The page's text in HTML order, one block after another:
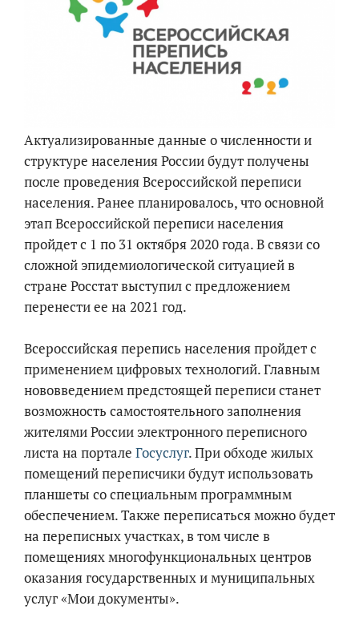
Актуализированные данные о численности и
структуре населения России будут получены
после проведения Всероссийской переписи
населения. Ранее планировалось, что основной
этап Всероссийской переписи населения
пройдет с 1 по 31 октября 2020 года. В связи со
сложной эпидемиологической ситуацией в
стране Росстат выступил с предложением
перенести ее на 2021 год.
Всероссийская перепись населения пройдет с
применением цифровых технологий. Главным
нововведением предстоящей переписи станет
возможность самостоятельного заполнения
жителями России электронного переписного
листа на портале Госуслуг. При обходе жилых
помещений переписчики будут использовать
планшеты со специальным программным
обеспечением. Также переписаться можно будет
на переписных участках, в том числе в
помещениях многофункциональных центров
оказания государственных и муниципальных
услуг «Мои документы».